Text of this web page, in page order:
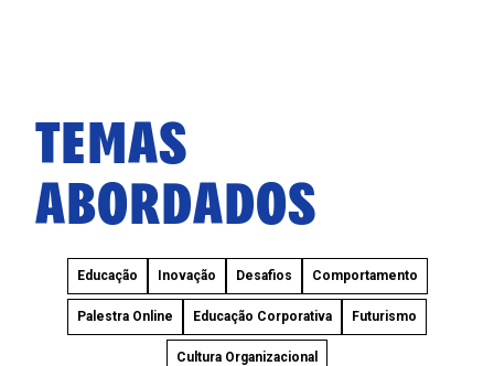
TEMAS
ABORDADOS
Educação Inovação Desafios Comportamento
Palestra Online Educação Corporativa Futurismo
Cultura Organizacional